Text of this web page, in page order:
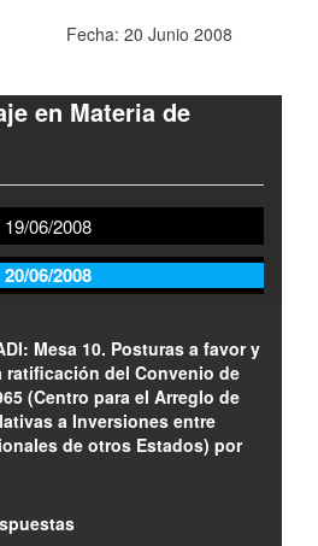
Fecha: 20 Junio 2008
en Materia de
19/06/2008
20/06/2008
Mesa 10. Posturas a favor y
ratificación del Convenio de
(Centro para el Arreglo de
a Inversiones entre
de otros Estados) por